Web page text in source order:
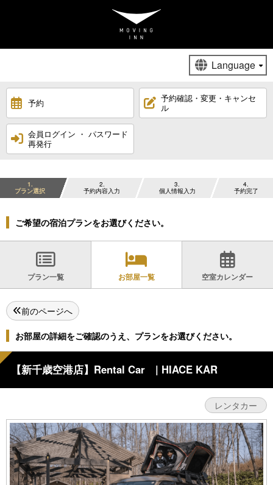
予約
予約確認・変更・キャンセ
ル
会員ログイン ・ パスワード
再発行
1
プラン選択
2
予約内容入力
3
個人情報入力
4
予約完了
ご希望の宿泊プランをお選びください。
プラン一覧 お部屋一覧 空室カレンダー
前のページへ
お部屋の詳細をご確認のうえ、プランをお選びください。
【新千歳空港店】Rental Car | HIACE KAR
レンタカー